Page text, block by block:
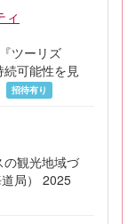
ィ
ツーリズ
可能性を見
招待有り
観光地域づ
局） 2025